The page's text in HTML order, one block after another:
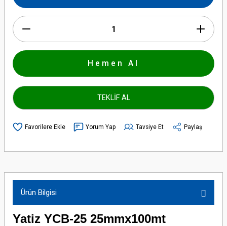
Hemen Al
TEKLİF AL
Yorum Yap Tavsiye Et Paylaş
Ürün Bilgisi
Yatiz YCB-25 25mmx100mt